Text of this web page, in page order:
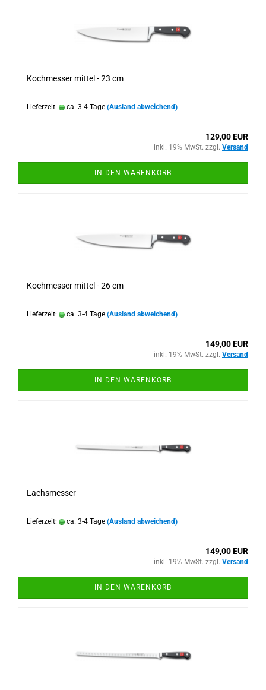
Kochmesser mittel - 23 cm
Lieferzeit: ca. 3-4 Tage (Ausland abweichend)
129,00 EUR
inkl. 19% MwSt. zzgl. Versand
IN DEN WARENKORB
Kochmesser mittel - 26 cm
Lieferzeit: ca. 3-4 Tage (Ausland abweichend)
149,00 EUR
inkl. 19% MwSt. zzgl. Versand
IN DEN WARENKORB
Lachsmesser
Lieferzeit: ca. 3-4 Tage (Ausland abweichend)
149,00 EUR
inkl. 19% MwSt. zzgl. Versand
IN DEN WARENKORB